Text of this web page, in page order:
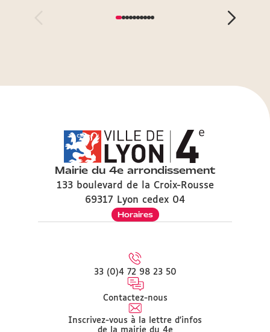
Mairie du 4e arrondissement
133 boulevard de la Croix-Rousse
69317 Lyon cedex 04
Horaires
33 (0)4 72 98 23 50
Contactez-nous
Inscrivez-vous à la lettre d'infos
de la mairie du 4e